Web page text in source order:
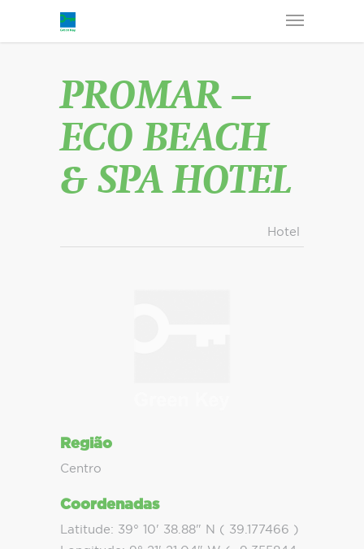
PROMAR –
ECO BEACH
& SPA HOTEL
Hotel
Região
Centro
Coordenadas
Latitude: 39° 10' 38.88" N ( 39.177466 )